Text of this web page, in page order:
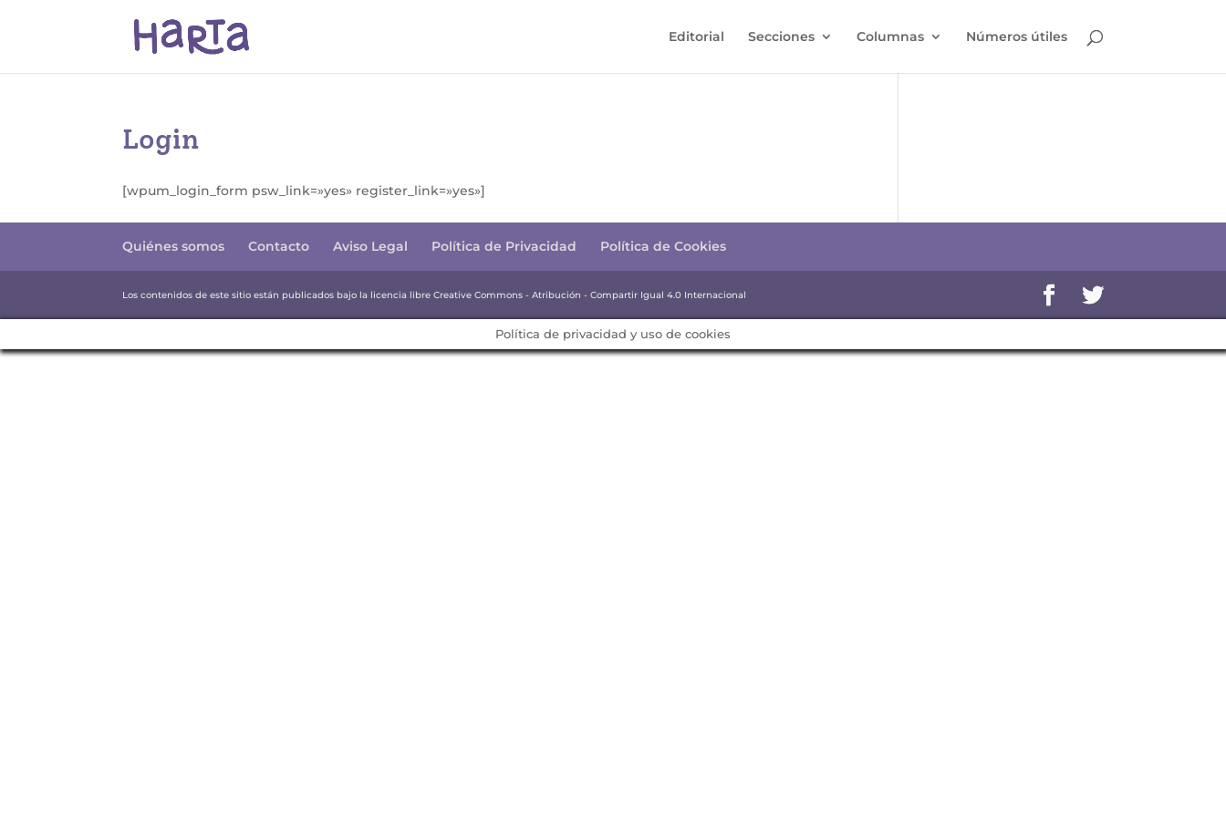
Editorial Secciones Columnas Números útiles
Login
[wpum_login_form psw_link=»yes» register_link=»yes»]
Quiénes somos Contacto Aviso Legal Política de Privacidad Política de Cookies
Los contenidos de este sitio están publicados bajo la licencia libre Creative Commons - Atribución - Compartir Igual 4.0 Internacional
Política de privacidad y uso de cookies